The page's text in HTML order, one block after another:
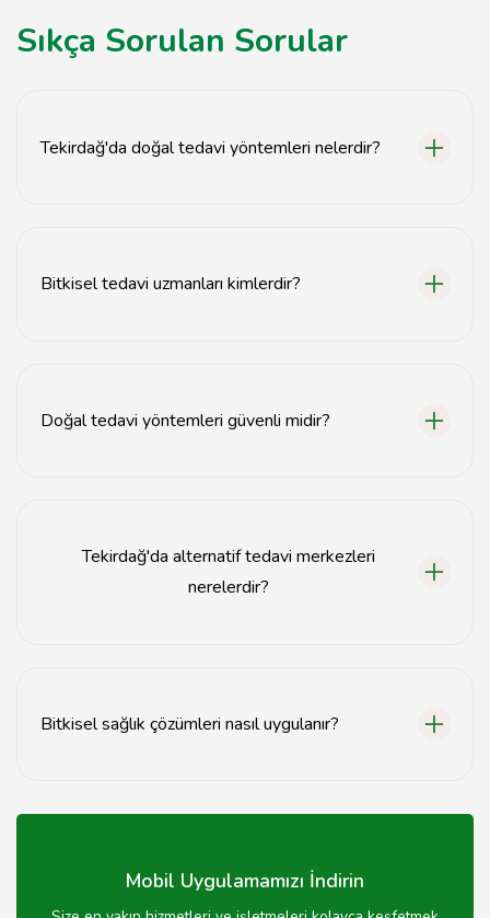
Sıkça Sorulan Sorular
Tekirdağ'da doğal tedavi yöntemleri nelerdir?
Bitkisel tedavi uzmanları kimlerdir?
Doğal tedavi yöntemleri güvenli midir?
Tekirdağ'da alternatif tedavi merkezleri
nerelerdir?
Bitkisel sağlık çözümleri nasıl uygulanır?
ürünlerin kullanımıyla uygulanır ve kişiye özel olarak
Mobil Uygulamamızı İndirin